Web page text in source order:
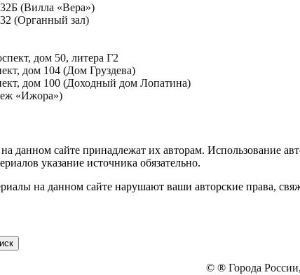
(Вилла «Вера»)
(Органный зал)
дом 50, литера Г2
дом 104 (Дом Груздева)
дом 100 (Доходный дом Лопатина)
«Ижора»)
данном сайте принадлежат их авторам. Использование
указание источника обязательно.
на данном сайте нарушают ваши авторские права,
© ® Города России